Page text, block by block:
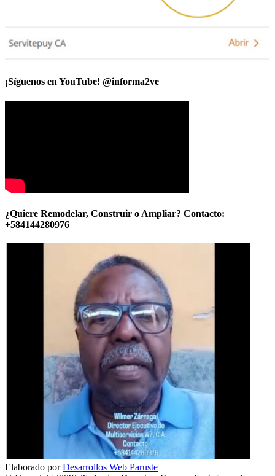
¡Síguenos en YouTube! @informa2ve
¿Quiere Remodelar, Construir o Ampliar? Contacto:
+584144280976
Elaborado porDesarrollos Web Paruste |